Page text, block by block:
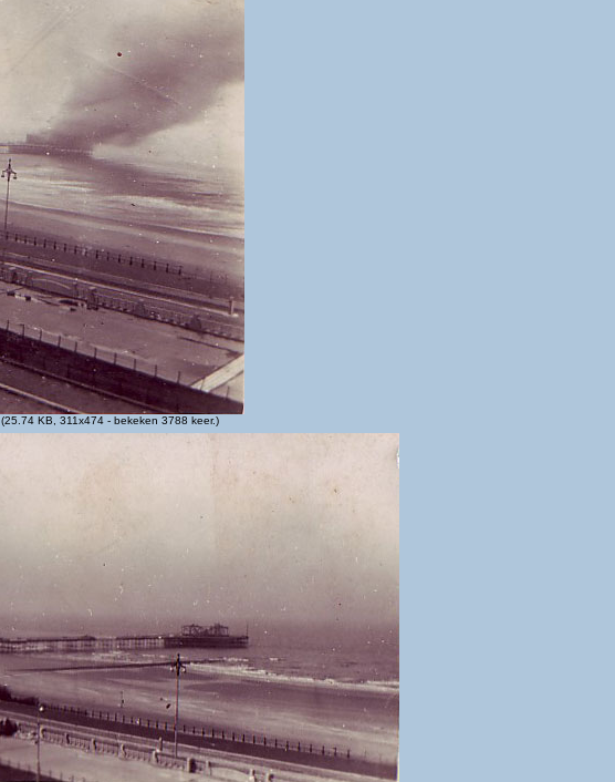
(25.74 KB, 311x474 - bekeken 3788 keer.)